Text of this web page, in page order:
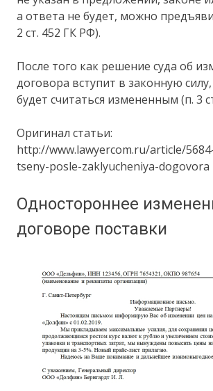
а ответа не будет, можно
2 ст. 452 ГК РФ).
После того как решение суда об
договора вступит в законную
будет считаться измененным (п. 3
Оригинал статьи:
http://www.lawyercom.ru/article/
tseny-posle-zaklyucheniya-dogovora
Одностороннее
договоре поставки